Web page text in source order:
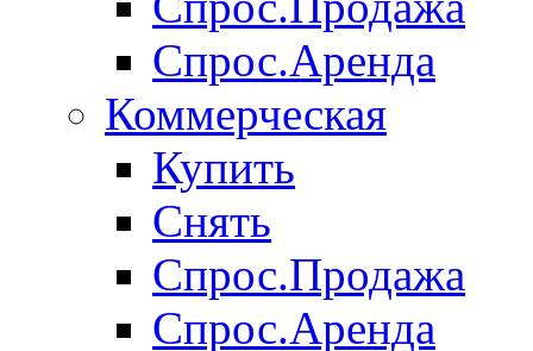
Спрос.Аренда
Коммерческая
Купить
Снять
Спрос.Продажа
Спрос.Аренда